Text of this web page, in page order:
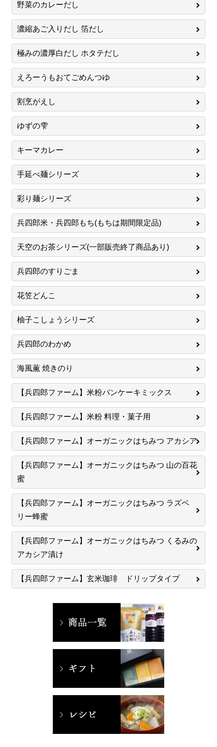
野菜のカレーだし
濃縮あご入りだし 箔だし
極みの濃厚白だし ホタテだし
えろーうもおてごめんつゆ
割烹がえし
ゆずの雫
キーマカレー
手延べ麺シリーズ
彩り麺シリーズ
兵四郎米・兵四郎もち(もちは期間限定品)
天空のお茶シリーズ(一部販売終了商品あり)
兵四郎のすりごま
花笠どんこ
柚子こしょうシリーズ
兵四郎のわかめ
海風薫 焼きのり
【兵四郎ファーム】米粉パンケーキミックス
【兵四郎ファーム】米粉 料理・菓子用
【兵四郎ファーム】オーガニックはちみつ アカシア
【兵四郎ファーム】オーガニックはちみつ 山の百花
蜜
【兵四郎ファーム】オーガニックはちみつ ラズベ
リー蜂蜜
【兵四郎ファーム】オーガニックはちみつ くるみの
アカシア漬け
【兵四郎ファーム】玄米珈琲 ドリップタイプ